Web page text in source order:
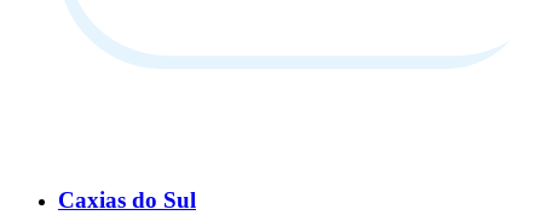
Caxias do Sul